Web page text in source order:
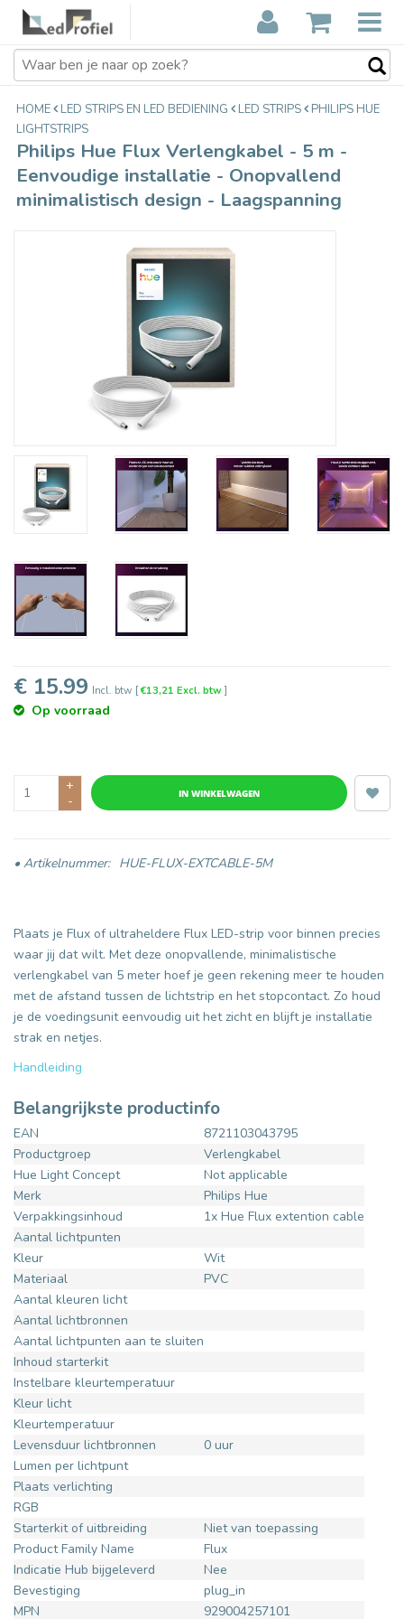
Philips Hue Flux Verlengkabel - 5 m -
Eenvoudige installatie - Onopvallend
minimalistisch design - Laagspanning
€15,99
HOME LED STRIPS EN LED BEDIENING LED STRIPS
PHILIPS HUE
LIGHTSTRIPS
Philips Hue Flux Verlengkabel - 5 m -
Eenvoudige installatie - Onopvallend
minimalistisch design - Laagspanning
€ 15.99 Incl. btw [€13,21 Excl. btw]
Op voorraad
+
-
IN WINKELWAGEN
• Artikelnummer: HUE-FLUX-EXTCABLE-5M
Plaats je Flux of ultraheldere Flux LED-strip voor binnen precies
waar jij dat wilt. Met deze onopvallende, minimalistische
verlengkabel van 5 meter hoef je geen rekening meer te houden
met de afstand tussen de lichtstrip en het stopcontact. Zo houd
je de voedingsunit eenvoudig uit het zicht en blijft je installatie
strak en netjes.
Handleiding
Belangrijkste productinfo
EAN
8721103043795
Productgroep
Verlengkabel
Hue Light Concept
Not applicable
Merk
Philips Hue
Verpakkingsinhoud
1x Hue Flux extention cable
Aantal lichtpunten
Kleur
Wit
Materiaal
PVC
Aantal kleuren licht
Aantal lichtbronnen
Aantal lichtpunten aan te sluiten
Inhoud starterkit
Instelbare kleurtemperatuur
Kleur licht
Kleurtemperatuur
Levensduur lichtbronnen
0 uur
Lumen per lichtpunt
Plaats verlichting
RGB
Starterkit of uitbreiding
Niet van toepassing
Product Family Name
Flux
Indicatie Hub bijgeleverd
Nee
Bevestiging
plug_in
MPN
929004257101